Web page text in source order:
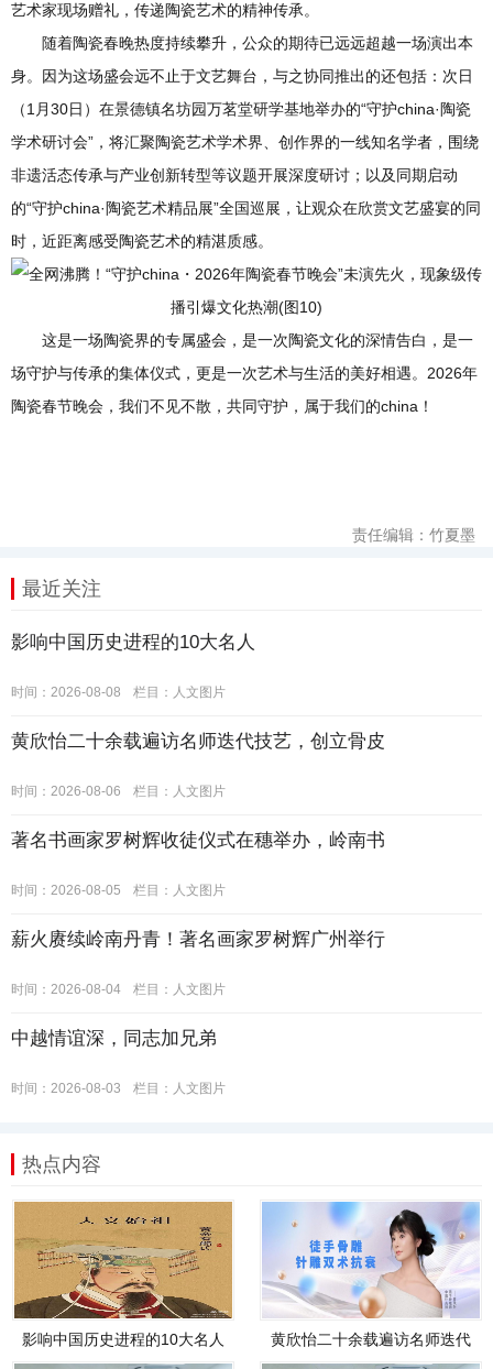
艺术家现场赠礼，传递陶瓷艺术的精神传承。
随着陶瓷春晚热度持续攀升，公众的期待已远远超越一场演出本
身。因为这场盛会远不止于文艺舞台，与之协同推出的还包括：次日
（1月30日）在景德镇名坊园万茗堂研学基地举办的“守护china·陶瓷
学术研讨会”，将汇聚陶瓷艺术学术界、创作界的一线知名学者，围绕
非遗活态传承与产业创新转型等议题开展深度研讨；以及同期启动
的“守护china·陶瓷艺术精品展”全国巡展，让观众在欣赏文艺盛宴的同
时，近距离感受陶瓷艺术的精湛质感。
这是一场陶瓷界的专属盛会，是一次陶瓷文化的深情告白，是一
场守护与传承的集体仪式，更是一次艺术与生活的美好相遇。2026年
陶瓷春节晚会，我们不见不散，共同守护，属于我们的china！
责任编辑：竹夏墨
最近关注
影响中国历史进程的10大名人
时间：2026-08-08 栏目： 人文图片
黄欣怡二十余载遍访名师迭代技艺，创立骨皮
时间：2026-08-06 栏目： 人文图片
著名书画家罗树辉收徒仪式在穗举办，岭南书
时间：2026-08-05 栏目： 人文图片
薪火赓续岭南丹青！著名画家罗树辉广州举行
时间：2026-08-04 栏目： 人文图片
中越情谊深，同志加兄弟
时间：2026-08-03 栏目： 人文图片
热点内容
影响中国历史进程的10大名人
黄欣怡二十余载遍访名师迭代